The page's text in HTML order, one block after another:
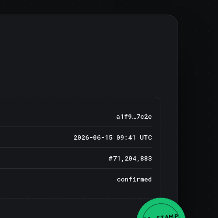
a1f9…7c2e
2026-06-15 09:41 UTC
#71,204,883
confirmed